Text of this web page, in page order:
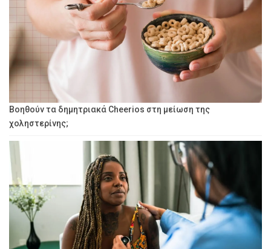
Βοηθούν τα δημητριακά Cheerios στη μείωση της
χοληστερίνης;